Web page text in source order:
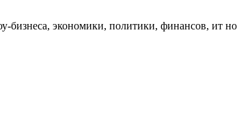
экономики, политики, финансов, ит